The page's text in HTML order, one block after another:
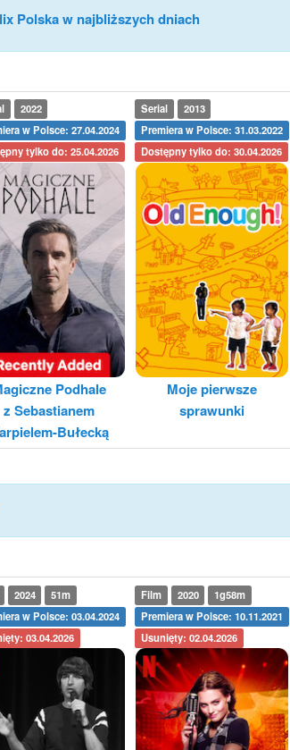
Polska w najbliższych dniach
2022
w Polsce: 27.04.2024
tylko do: 25.04.2026
Podhale
z Sebastianem
Bułecką
Serial
2013
Premiera w Polsce: 31.03.2022
Dostępny tylko do: 30.04.2026
Moje pierwsze
sprawunki
2024
51m
w Polsce: 03.04.2024
03.04.2026
Film 2020
1g58m
Premiera w Polsce: 10.11.2021
Usunięty: 02.04.2026